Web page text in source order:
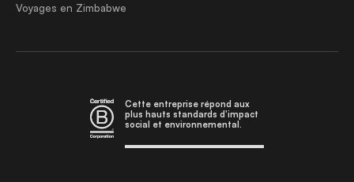
Voyages en Zimbabwe
Cette entreprise répond aux
plus hauts standards d'impact
social et environnemental.